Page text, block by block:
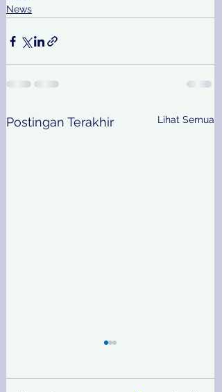
News
Postingan Terakhir Lihat Semua